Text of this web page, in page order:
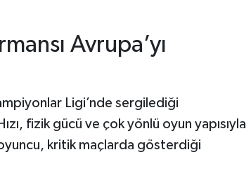
Avrupa’yı
Ligi’nde sergilediği
fizik gücü ve çok yönlü oyun yapısıyla
kritik maçlarda gösterdiği